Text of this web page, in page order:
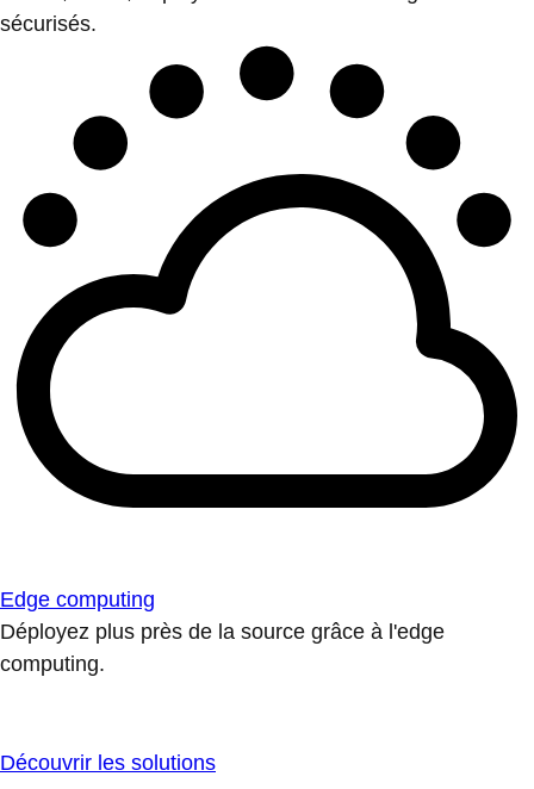
sécurisés.
Edge computing
Déployez plus près de la source grâce à l'edge
computing.
Découvrir les solutions